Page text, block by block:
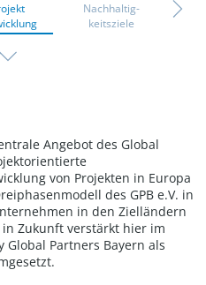
Nachhaltig-
keitsziele
GPB
Angebot des Global
von Projekten in Europa
des GPB e.V. in
in den Zielländern
Zukunft verstärkt hier im
Partners Bayern als